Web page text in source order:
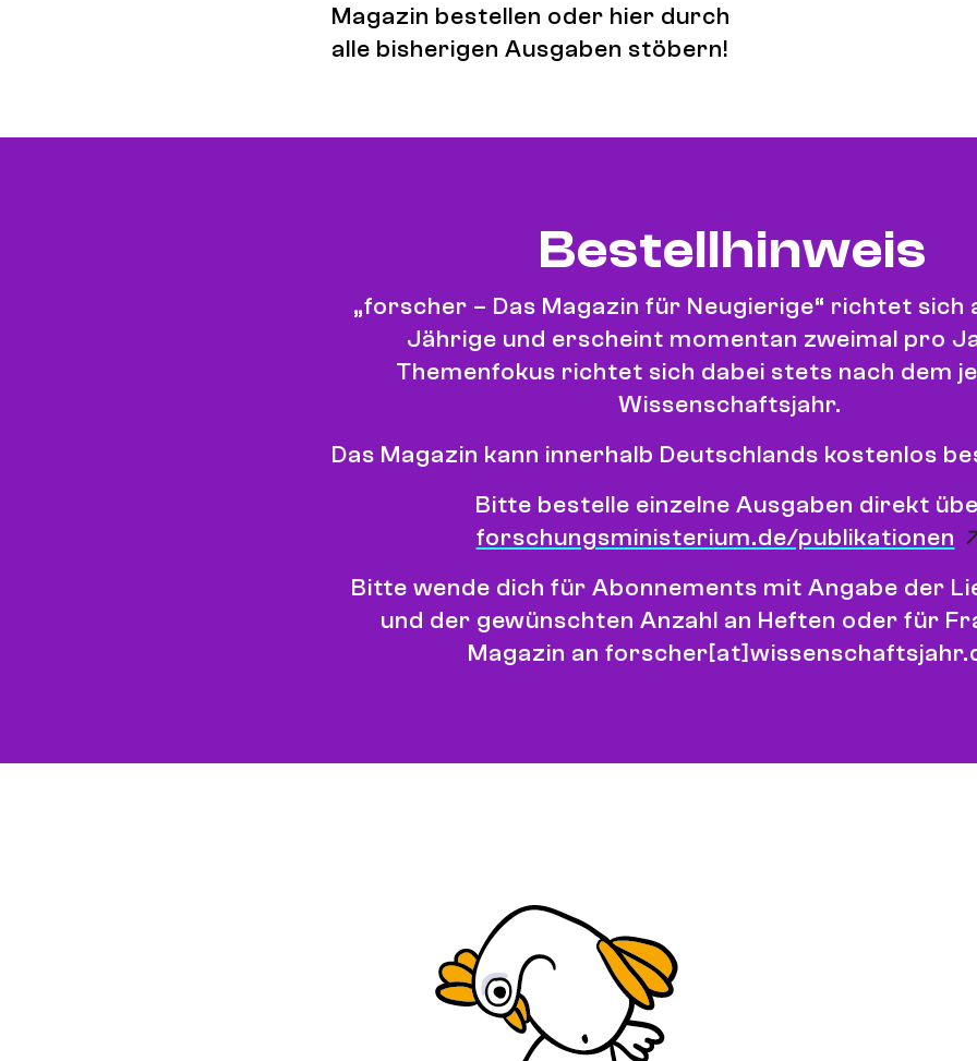
Magazin bestellen oder hier durch
alle bisherigen Ausgaben stöbern!
Bestellhinweis
„forscher – Das Magazin für Neugierige“ richtet sich
Jährige und erscheint momentan zweimal pro
Themenfokus richtet sich dabei stets nach dem
Wissenschaftsjahr.
Das Magazin kann innerhalb Deutschlands kostenlos
Bitte bestelle einzelne Ausgaben direkt
forschungsministerium.de/publikationen
Bitte wende dich für Abonnements mit Angabe der
und der gewünschten Anzahl an Heften oder für
Magazin an
Alle Hefte auf einen Blick